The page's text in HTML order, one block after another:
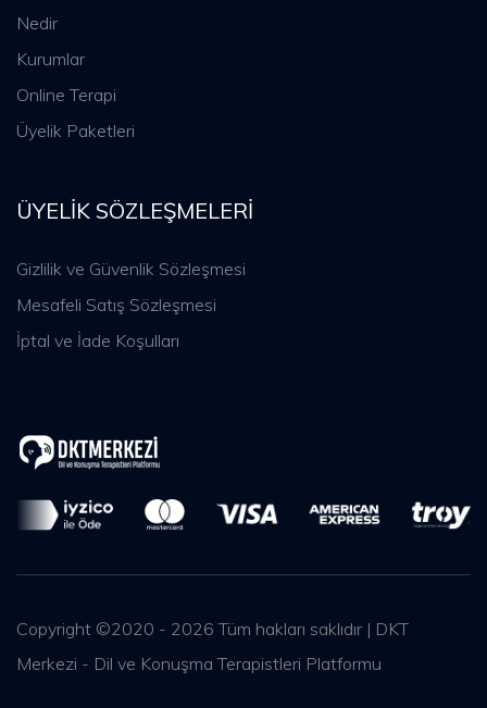
Nedir
Kurumlar
Online Terapi
Üyelik Paketleri
ÜYELIK SÖZLEŞMELERI
Gizlilik ve Güvenlik Sözleşmesi
Mesafeli Satış Sözleşmesi
İptal ve İade Koşulları
Copyright ©2020 - 2026 Tüm hakları saklıdır | DKT
Merkezi - Dil ve Konuşma Terapistleri Platformu